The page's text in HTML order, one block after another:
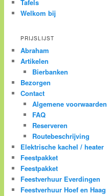
Tafels
Welkom bij
PRIJSLIJST
Abraham
Artikelen
Bierbanken
Bezorgen
Contact
Algemene voorwaarden
FAQ
Reserveren
Routebeschrijving
Elektrische kachel / heater
Feestpakket
Feestpakket
Feestverhuur Everdingen
Feestverhuur Hoef en Haag